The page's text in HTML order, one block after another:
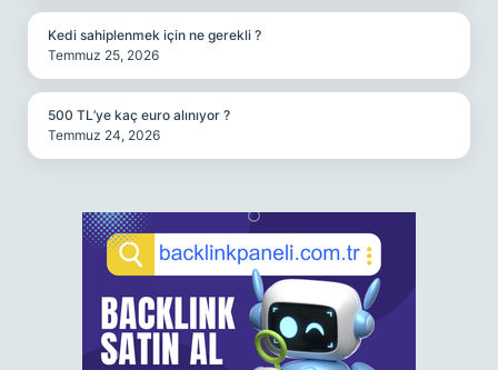
Kedi sahiplenmek için ne gerekli ?
Temmuz 25, 2026
500 TL’ye kaç euro alınıyor ?
Temmuz 24, 2026